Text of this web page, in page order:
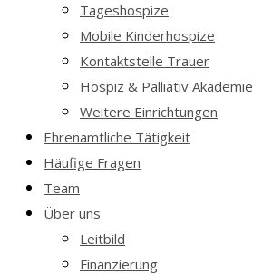
Tageshospize
Mobile Kinderhospize
Kontaktstelle Trauer
Hospiz & Palliativ Akademie
Weitere Einrichtungen
Ehrenamtliche Tätigkeit
Häufige Fragen
Team
Über uns
Leitbild
Finanzierung